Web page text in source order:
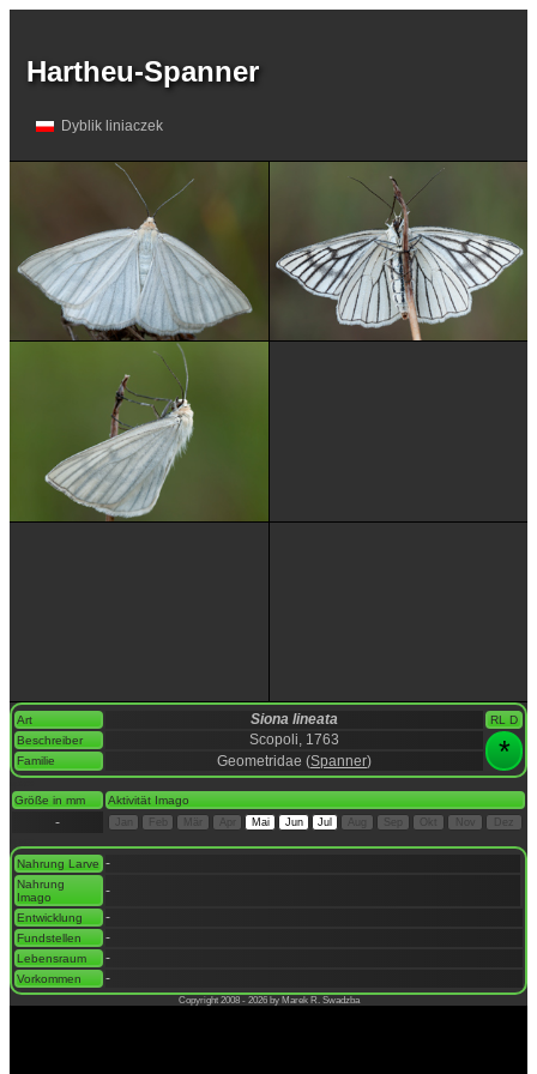
Hartheu-Spanner
Dyblik liniaczek
Art Siona lineata
RL D
Beschreiber
Scopoli, 1763 *
Familie Geometridae (Spanner)
Größe in mm Aktivität Imago
- Mai Jun Jul Sep Dez
Nahrung Larve -
Nahrung
Imago
-
Entwicklung -
Fundstellen -
Lebensraum -
Vorkommen -
Copyright 2008 - 2026 by Marek R. Swadzba